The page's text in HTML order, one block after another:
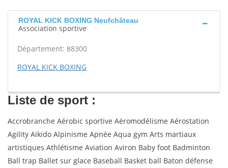
ROYAL KICK BOXING Neufchâteau
Association sportive
Département: 88300
ROYAL KICK BOXING
Liste de sport :
Accrobranche Aérobic sportive Aéromodélisme Aérostation
Agility Aikido Alpinisme Apnée Aqua gym Arts martiaux
artistiques Athlétisme Aviation Aviron Baby foot Badminton
Ball trap Ballet sur glace Baseball Basket ball Baton défense